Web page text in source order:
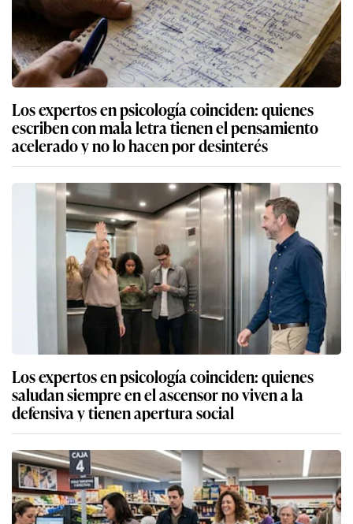
Los expertos en psicología coinciden: quienes
escriben con mala letra tienen el pensamiento
acelerado y no lo hacen por desinterés
Los expertos en psicología coinciden: quienes
saludan siempre en el ascensor no viven a la
defensiva y tienen apertura social